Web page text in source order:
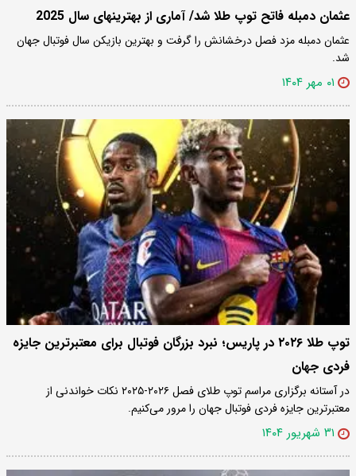
عثمان دمبله فاتح توپ طلا شد/ آماری از بهترینهای سال 2025
عثمان دمبله مزد فصل درخشانش را گرفت و بهترین بازیکن سال فوتبال جهان
شد.
۰۱ مهر ۱۴۰۴
توپ طلا ۲۰۲۶ در پاریس؛ نبرد بزرگان فوتبال برای معتبرترین جایزه
فردی جهان
در آستانه برگزاری مراسم توپ طلای فصل ۲۰۲۶-۲۰۲۵ نکات خواندنی از
معتبرترین جایزه فردی فوتبال جهان را مرور می‌کنیم.
۳۱ شهریور ۱۴۰۴